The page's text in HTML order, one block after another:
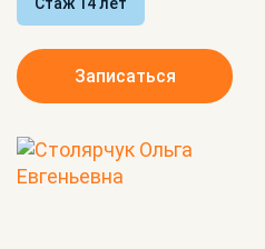
Записаться